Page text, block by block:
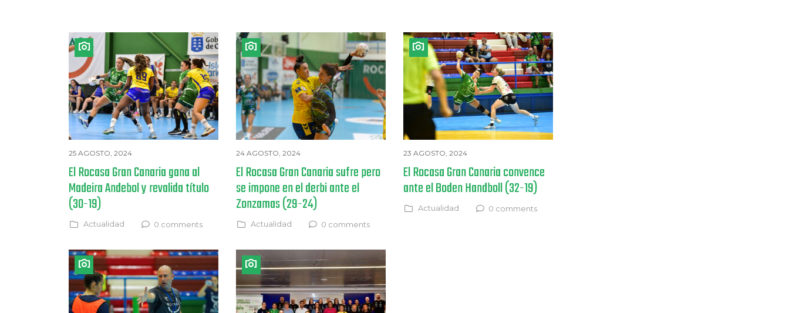
25 AGOSTO, 2024
El Rocasa Gran Canaria gana al
Madeira Andebol y revalida título
(30-19)
Actualidad 0 comments
24 AGOSTO, 2024
El Rocasa Gran Canaria sufre pero
se impone en el derbi ante el
Zonzamas (29-24)
Actualidad 0 comments
23 AGOSTO, 2024
El Rocasa Gran Canaria convence
ante el Boden Handboll (32-19)
Actualidad 0 comments